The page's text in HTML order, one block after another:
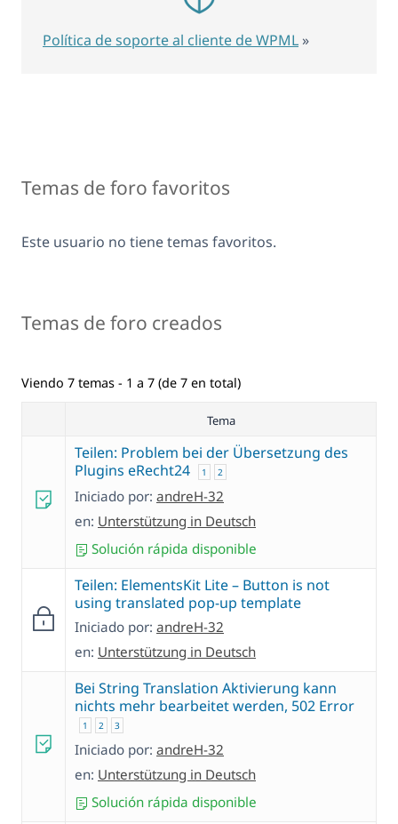
Temas de foro favoritos
Este usuario no tiene temas favoritos.
Temas de foro creados
Viendo 7 temas - 1 a 7 (de 7 en total)
Tema
Teilen: Problem bei der Übersetzung des
Plugins eRecht24
1 2
Iniciado por: andreH-32
en: Unterstützung in Deutsch
Solución rápida disponible
Teilen: ElementsKit Lite – Button is not
using translated pop-up template
Iniciado por: andreH-32
en: Unterstützung in Deutsch
Bei String Translation Aktivierung kann
nichts mehr bearbeitet werden, 502 Error
1 2 3
Iniciado por: andreH-32
en: Unterstützung in Deutsch
Solución rápida disponible
Política de soporte al cliente de WPML »